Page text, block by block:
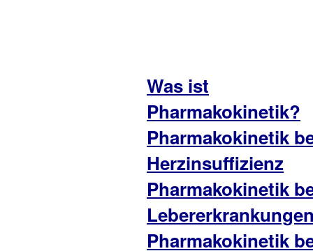
Was ist
Pharmakokinetik?
Pharmakokinetik
Herzinsuffizienz
Pharmakokinetik
Pharmakokinetik